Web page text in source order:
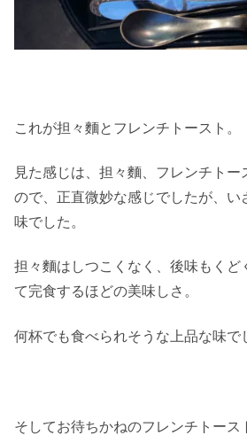
これが担々麵とフレンチトースト。
見た感じは、担々麵、フレンチトー
ので、正直微妙な感じでしたが、い
味でした。
担々麵はしつこくなく、後味もくど
て完食するほどの美味しさ。
何杯でも食べられそうな上品な味で
そしてお待ちかねのフレンチトース